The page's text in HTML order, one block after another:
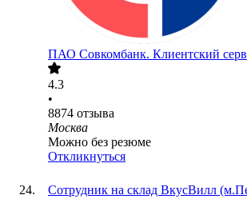
ПАО Совкомбанк. Клиентский
4.3
•
8874 отзыва
Москва
Можно без резюме
Откликнуться
Сотрудник на склад ВкусВилл